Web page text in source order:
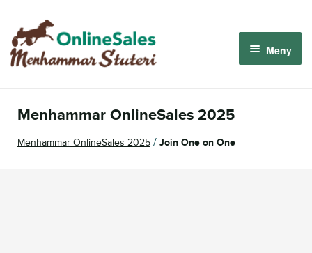
Hoppa
till
navigering
Hoppa
till
innehåll
Meny
Menhammar OnlineSales 2025
Menhammar OnlineSales 2025 / Join One on One